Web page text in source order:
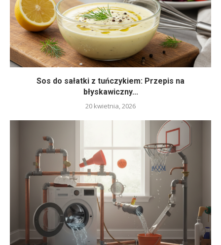
Sos do sałatki z tuńczykiem: Przepis na
błyskawiczny...
20 kwietnia, 2026